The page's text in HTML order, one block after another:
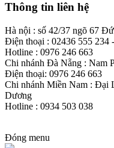
Thông tin liên hệ
Hà nội : số 42/37 ngõ 67
Điện thoại : 02436 555 234
Hotline : 0976 246 663
Chi nhánh Đà Nẵng : Nam
Điện thoại: 0976 246 663
Chi nhánh Miền Nam : Đại
Dương
Hotline : 0934 503 038
Đóng menu